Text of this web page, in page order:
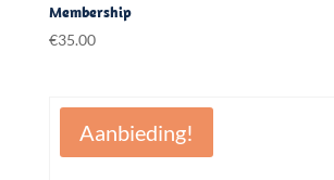
Membership
€35.00
Aanbieding!